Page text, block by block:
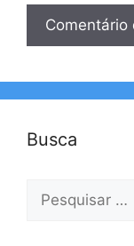
Busca
Pesquisar